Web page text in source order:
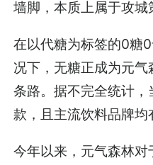
墙脚，本质上属于攻城
在以代糖为标签的0糖
况下，无糖正成为元
条路。据不完全统计
款，且主流饮料品牌均
今年以来，元气森林对